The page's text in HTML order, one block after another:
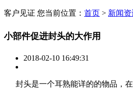
客户见证 您当前位置： 首页 > 新闻
小部件促进封头的大作用
2018-02-10 16:49:31
封头是一个耳熟能详的的物品，在